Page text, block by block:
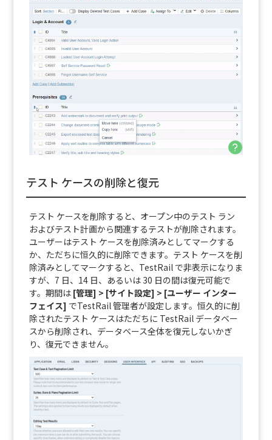
テスト ケースの削除と復元
テスト ケースを削除すると、オープン中のテスト ラン
およびテスト計画から関連するテストが削除されます。
ユーザーはテスト ケースを削除済みとしてマークする
か、ただちに恒久的に削除できます。テスト ケースを削
除済みとしてマークすると、TestRail で非表示になりま
すが、7 日、14 日、あるいは 30 日の間は復元可能で
す。期間は [管理] > [サイト設定] > [ユーザー インター
フェイス] でTestRail 管理者が設定します。恒久的に削
除されたテスト ケースはただちに TestRail データベー
スから削除され、データベース全体を復元しないかぎ
り、復元できません。